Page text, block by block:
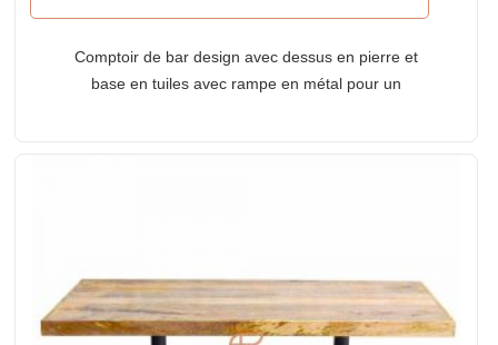
Comptoir de bar design avec dessus en pierre et
base en tuiles avec rampe en métal pour un